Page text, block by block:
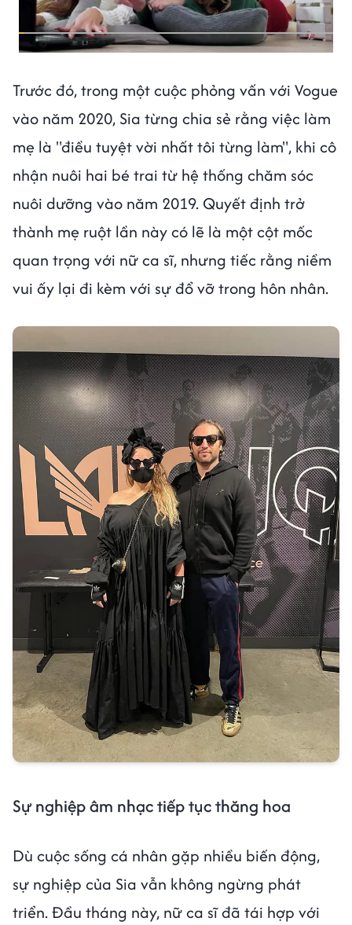
Trước đó, trong một cuộc phỏng vấn với Vogue
vào năm 2020, Sia từng chia sẻ rằng việc làm
mẹ là "điều tuyệt vời nhất tôi từng làm", khi cô
nhận nuôi hai bé trai từ hệ thống chăm sóc
nuôi dưỡng vào năm 2019. Quyết định trở
thành mẹ ruột lần này có lẽ là một cột mốc
quan trọng với nữ ca sĩ, nhưng tiếc rằng niềm
vui ấy lại đi kèm với sự đổ vỡ trong hôn nhân.
Sự nghiệp âm nhạc tiếp tục thăng hoa
Dù cuộc sống cá nhân gặp nhiều biến động,
sự nghiệp của Sia vẫn không ngừng phát
triển. Đầu tháng này, nữ ca sĩ đã tái hợp với